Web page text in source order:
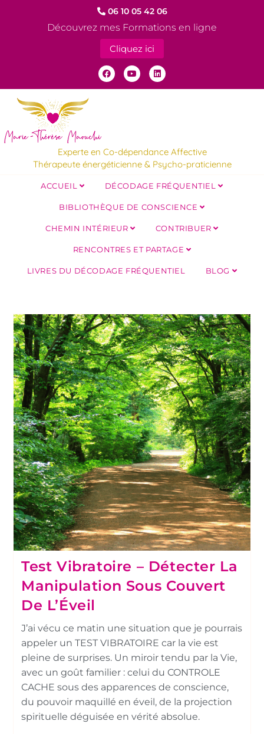
06 10 05 42 06
Découvrez mes Formations en ligne
Cliquez ici
Experte en Co-dépendance Affective
Thérapeute énergéticienne & Psycho-praticienne
ACCUEIL DÉCODAGE FRÉQUENTIEL
BIBLIOTHÈQUE DE CONSCIENCE
CHEMIN INTÉRIEUR CONTRIBUER
RENCONTRES ET PARTAGE
LIVRES DU DÉCODAGE FRÉQUENTIEL BLOG
Test Vibratoire – Détecter La
Manipulation Sous Couvert
De L’Éveil
J’ai vécu ce matin une situation que je pourrais
appeler un TEST VIBRATOIRE car la vie est
pleine de surprises. Un miroir tendu par la Vie,
avec un goût familier : celui du CONTROLE
CACHE sous des apparences de conscience,
du pouvoir maquillé en éveil, de la projection
spirituelle déguisée en vérité absolue.